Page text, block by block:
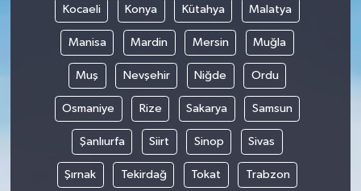
Kocaeli Konya Kütahya Malatya
Manisa Mardin Mersin Muğla
Muş Nevşehir Niğde Ordu
Osmaniye Rize Sakarya Samsun
Şanlıurfa Siirt Sinop Sivas
Şırnak Tekirdağ Tokat Trabzon